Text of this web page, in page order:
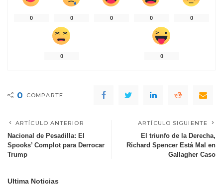
0 0 0 0 0
0 0
0 COMPARTE
ARTÍCULO ANTERIOR
Nacional de Pesadilla: El
Spooks’ Complot para Derrocar
Trump
ARTÍCULO SIGUIENTE
El triunfo de la Derecha,
Richard Spencer Está Mal en
Gallagher Caso
Ultima Noticias